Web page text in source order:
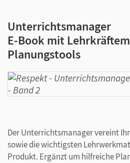
Unterrichtsmanager
E-Book mit
Planungstools
Der Unterrichtsmanager vereint
sowie die wichtigsten
Produkt. Ergänzt um hilfreiche